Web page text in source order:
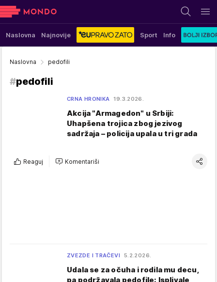
Naslovna Najnovije Sport Info
Naslovna pedofili
#pedofili
CRNA HRONIKA 19.3.2026.
Akcija "Armagedon" u Srbiji:
Uhapšena trojica zbog jezivog
sadržaja – policija upala u tri grada
Reaguj Komentariši
ZVEZDE I TRAČEVI 5.2.2026.
Udala se za očuha i rodila mu decu,
pa podržavala pedofile: Isplivale